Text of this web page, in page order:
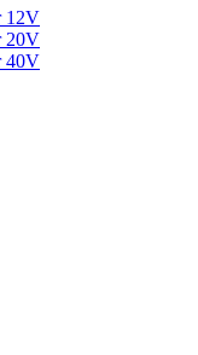
12V
20V
40V